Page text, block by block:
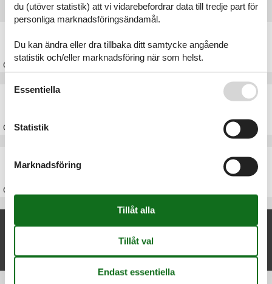
Huvudtoppartiklar
Om
Stuga Vesterhavet
OmVesterhavet
Om
Nya artiklar om Nr. Lyngvig
Visa lista
du (utöver statistik) att vi vidarebefordrar data till tredje part för
personliga marknadsföringsändamål.
Du kan ändra eller dra tillbaka ditt samtycke angående
statistik och/eller marknadsföring när som helst.
Essentiella
Statistik
Marknadsföring